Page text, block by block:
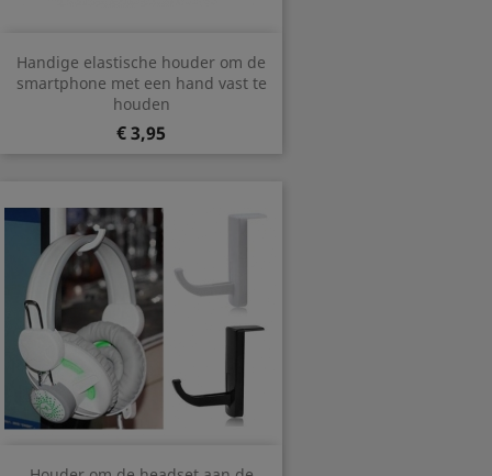
Handige elastische houder om de
smartphone met een hand vast te
houden
Prijs
€ 3,95